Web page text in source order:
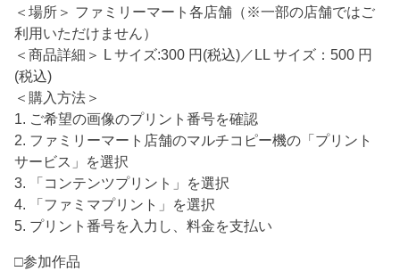
＜場所＞ ファミリーマート各店舗（※一部の店舗ではご
利用いただけません）
＜商品詳細＞ L サイズ:300 円(税込)／LL サイズ：500 円
(税込)
＜購入方法＞
1. ご希望の画像のプリント番号を確認
2. ファミリーマート店舗のマルチコピー機の「プリント
サービス」を選択
3. 「コンテンツプリント」を選択
4. 「ファミマプリント」を選択
5. プリント番号を入力し、料金を支払い
□参加作品